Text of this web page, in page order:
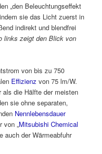
„den Beleuchtungseffekt
sie das Licht zuerst in
indirekt und blendfrei
links zeigt den Blick von
von bis zu 750
Effizienz von 75 lm/W.
als die Hälfte der meisten
sie ohne separaten,
Nennlebensdauer
von „Mitsubishi Chemical
auch der Wärmeabfuhr